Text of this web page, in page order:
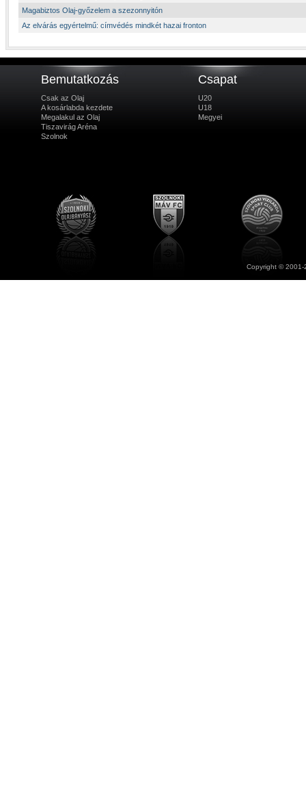
Magabiztos Olaj-győzelem a szezonnyitón
Az elvárás egyértelmű: címvédés mindkét hazai fronton
Bemutatkozás
Csak az Olaj
A kosárlabda kezdete
Megalakul az Olaj
Tiszavirág Aréna
Szolnok
Csapat
U20
U18
Megyei
Copyright ©